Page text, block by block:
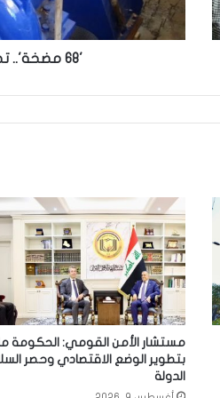
'68 مضخة'.. تجهزت لمشروع مائي في البصرة
مستشار الأمن القومي: الحكومة
بتطوير الوضع الاقتصادي وحصر
الدولة